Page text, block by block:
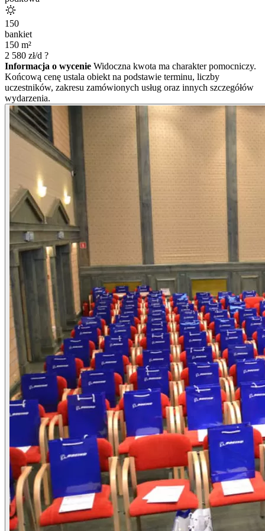
150
bankiet
150 m²
2 580 zł/d ?
Informacja o wycenie Widoczna kwota ma charakter pomocniczy.
Końcową cenę ustala obiekt na podstawie terminu, liczby
uczestników, zakresu zamówionych usług oraz innych szczegółów
wydarzenia.